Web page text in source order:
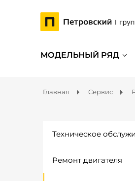
МОДЕЛЬНЫЙ РЯД
Главная Сервис
Техническое
Ремонт двигателя